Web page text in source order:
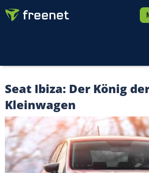
Seat Ibiza: Der König
Kleinwagen